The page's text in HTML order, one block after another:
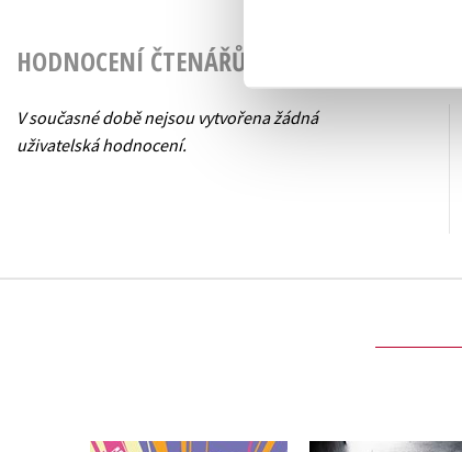
HODNOCENÍ ČTENÁŘŮ
V současné době nejsou vytvořena žádná
uživatelská hodnocení.